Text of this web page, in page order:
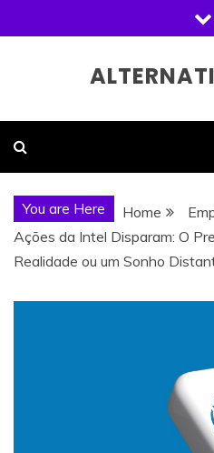
to
You are Here Home
Ações da Intel Disparam: O
Realidade ou um Sonho